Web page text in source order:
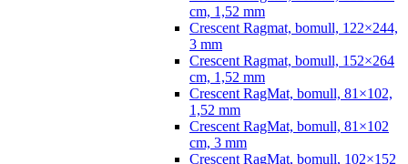
cm, 1,52 mm
Crescent Ragmat, bomull, 122×244,
3 mm
Crescent Ragmat, bomull, 152×264
cm, 1,52 mm
Crescent RagMat, bomull, 81×102,
1,52 mm
Crescent RagMat, bomull, 81×102
cm, 3 mm
Crescent RagMat, bomull, 102×152